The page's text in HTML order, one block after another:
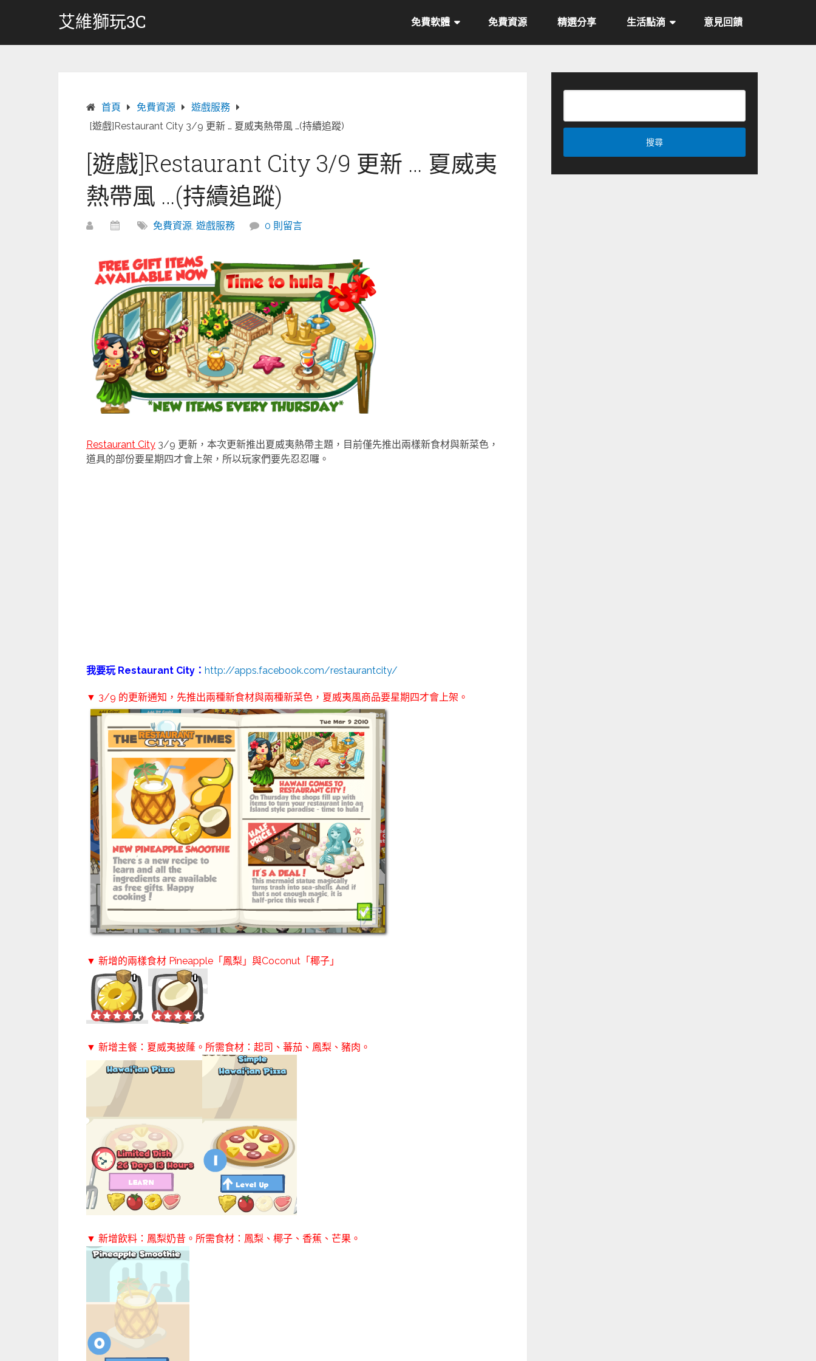
艾維獅玩3C 免費軟體 免費資源 精選分享 生活點滴 意見回饋
首頁 免費資源
遊戲服務
[遊戲]Restaurant City 3/9 更新 … 夏威夷熱帶風 …(持續追蹤)
[遊戲]Restaurant City 3/9 更新 … 夏威夷
熱帶風 …(持續追蹤)
免費資源, 遊戲服務 0 則留言
Restaurant City 3/9 更新，本次更新推出夏威夷熱帶主題，目前僅先推出兩樣新食材與新菜色，
道具的部份要星期四才會上架，所以玩家們要先忍忍囉。
我要玩 Restaurant City： http://apps.facebook.com/restaurantcity/
▼ 3/9 的更新通知，先推出兩種新食材與兩種新菜色，夏威夷風商品要星期四才會上架。
▼ 新增的兩樣食材 Pineapple「鳳梨」與Coconut「椰子」
▼ 新增主餐：夏威夷披蕯。所需食材：起司、蕃茄、鳳梨、豬肉。
▼ 新增飲料：鳳梨奶昔。所需食材：鳳梨、椰子、香蕉、芒果。